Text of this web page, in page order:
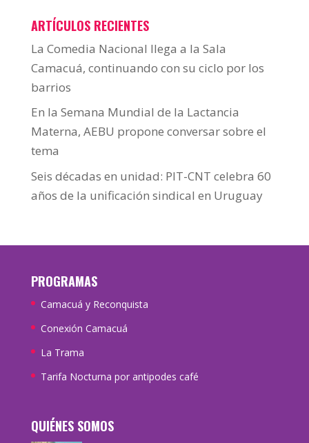
ARTÍCULOS RECIENTES
La Comedia Nacional llega a la Sala
Camacuá, continuando con su ciclo por los
barrios
En la Semana Mundial de la Lactancia
Materna, AEBU propone conversar sobre el
tema
Seis décadas en unidad: PIT-CNT celebra 60
años de la unificación sindical en Uruguay
PROGRAMAS
Camacuá y Reconquista
Conexión Camacuá
La Trama
Tarifa Nocturna por antipodes café
QUIÉNES SOMOS